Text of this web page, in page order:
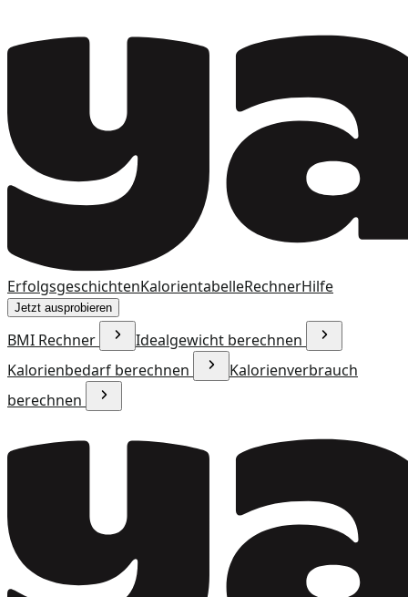
ErfolgsgeschichtenKalorientabelleRechnerHilfe
Jetzt ausprobieren
BMI Rechner
Idealgewicht berechnen
Kalorienbedarf berechnen
Kalorienverbrauch
berechnen